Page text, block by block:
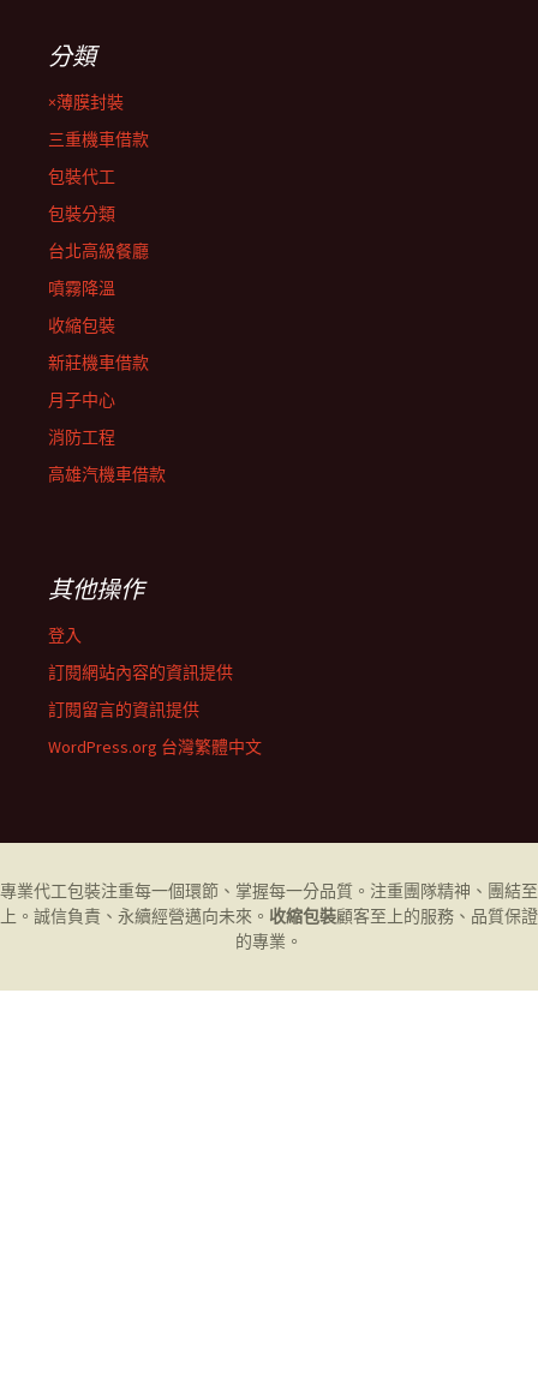
分類
×薄膜封裝
三重機車借款
包裝代工
包裝分類
台北高級餐廳
噴霧降溫
收縮包裝
新莊機車借款
月子中心
消防工程
高雄汽機車借款
其他操作
登入
訂閱網站內容的資訊提供
訂閱留言的資訊提供
WordPress.org 台灣繁體中文
專業代工包裝注重每一個環節、掌握每一分品質。注重團隊精神、團結至
上。誠信負責、永續經營邁向未來。 收縮包裝顧客至上的服務、品質保證
的專業。